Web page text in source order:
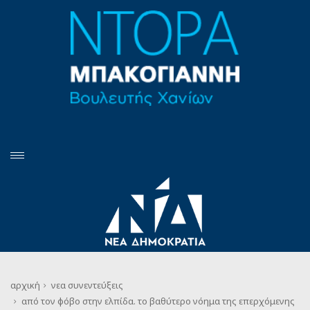
αρχική νεα συνεντεύξεις
από τον φόβο στην ελπίδα. το βαθύτερο νόημα της επερχόμενης